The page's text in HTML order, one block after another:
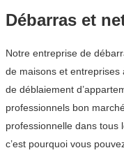
Débarras et
Notre entreprise de
de maisons et
de déblaiement
professionnels bon
professionnelle dans tous
c’est pourquoi vous